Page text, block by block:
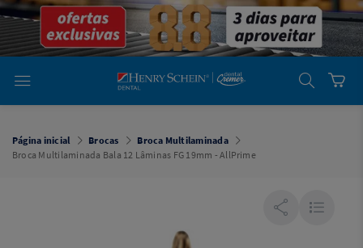
emDental
Cremer -
Henry Schein
Laboratório
Laboratório
Cremer -
Henry Schein
Página inicial Brocas
Broca Multilaminada
Broca Multilaminada Bala 12 Lâminas FG 19mm - AllPrime